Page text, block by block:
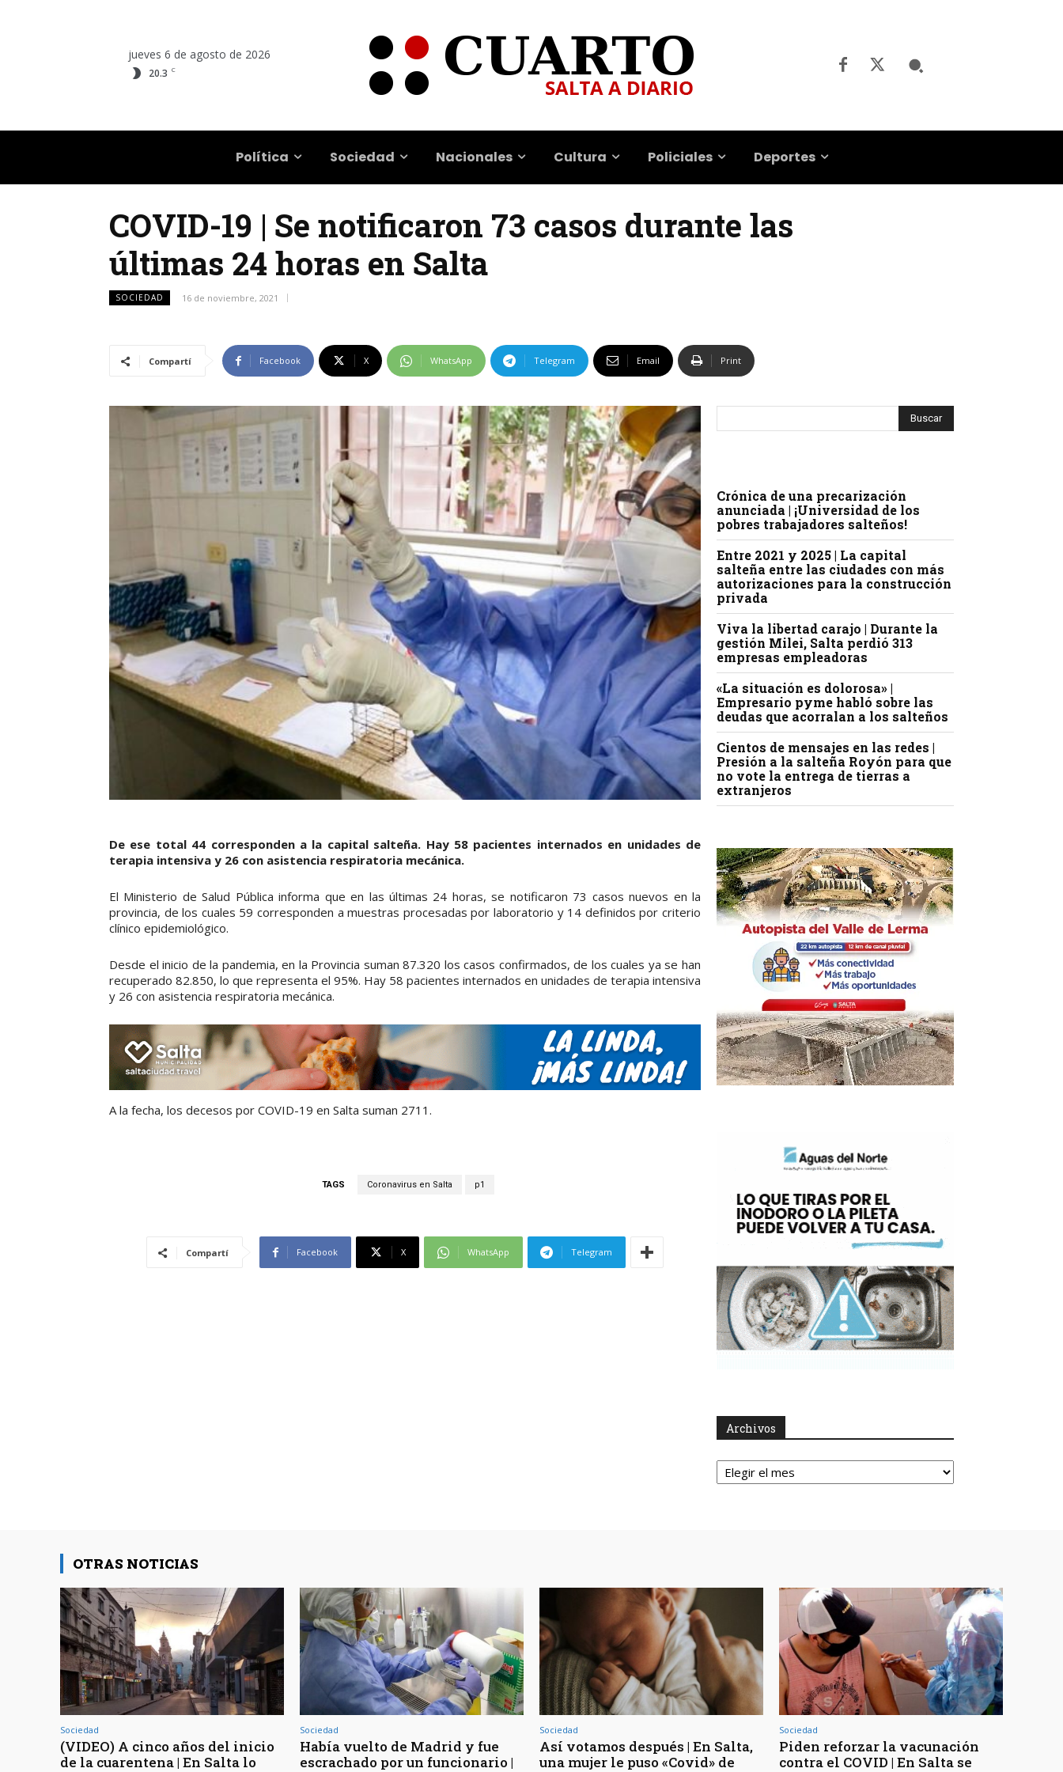
jueves 6 de agosto de 2026
20.3 C
Política Sociedad Nacionales Cultura Policiales Deportes
COVID-19 | Se notificaron 73 casos durante las
últimas 24 horas en Salta
SOCIEDAD 16 de noviembre, 2021
Compartí Facebook X WhatsApp Telegram Email Print
De ese total 44 corresponden a la capital salteña. Hay 58 pacientes internados en unidades de
terapia intensiva y 26 con asistencia respiratoria mecánica.
El Ministerio de Salud Pública informa que en las últimas 24 horas, se notificaron 73 casos nuevos en la
provincia, de los cuales 59 corresponden a muestras procesadas por laboratorio y 14 definidos por criterio
clínico epidemiológico.
Desde el inicio de la pandemia, en la Provincia suman 87.320 los casos confirmados, de los cuales ya se han
recuperado 82.850, lo que representa el 95%. Hay 58 pacientes internados en unidades de terapia intensiva
y 26 con asistencia respiratoria mecánica.
A la fecha, los decesos por COVID-19 en Salta suman 2711.
TAGS Coronavirus en Salta p1
Compartí Facebook X WhatsApp Telegram
Crónica de una precarización
anunciada | ¡Universidad de los
pobres trabajadores salteños!
Entre 2021 y 2025 | La capital
salteña entre las ciudades con más
autorizaciones para la construcción
privada
Viva la libertad carajo | Durante la
gestión Milei, Salta perdió 313
empresas empleadoras
«La situación es dolorosa» |
Empresario pyme habló sobre las
deudas que acorralan a los salteños
Cientos de mensajes en las redes |
Presión a la salteña Royón para que
no vote la entrega de tierras a
extranjeros
Archivos
Archivos
OTRAS NOTICIAS
Sociedad
(VIDEO) A cinco años del inicio
de la cuarentena | En Salta lo
Sociedad
Había vuelto de Madrid y fue
escrachado por un funcionario |
Sociedad
Así votamos después | En Salta,
una mujer le puso «Covid» de
Sociedad
Piden reforzar la vacunación
contra el COVID | En Salta se